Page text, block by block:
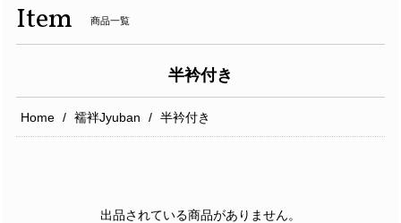
Item 商品一覧
半衿付き
Home 襦袢Jyuban 半衿付き
出品されている商品がありません。